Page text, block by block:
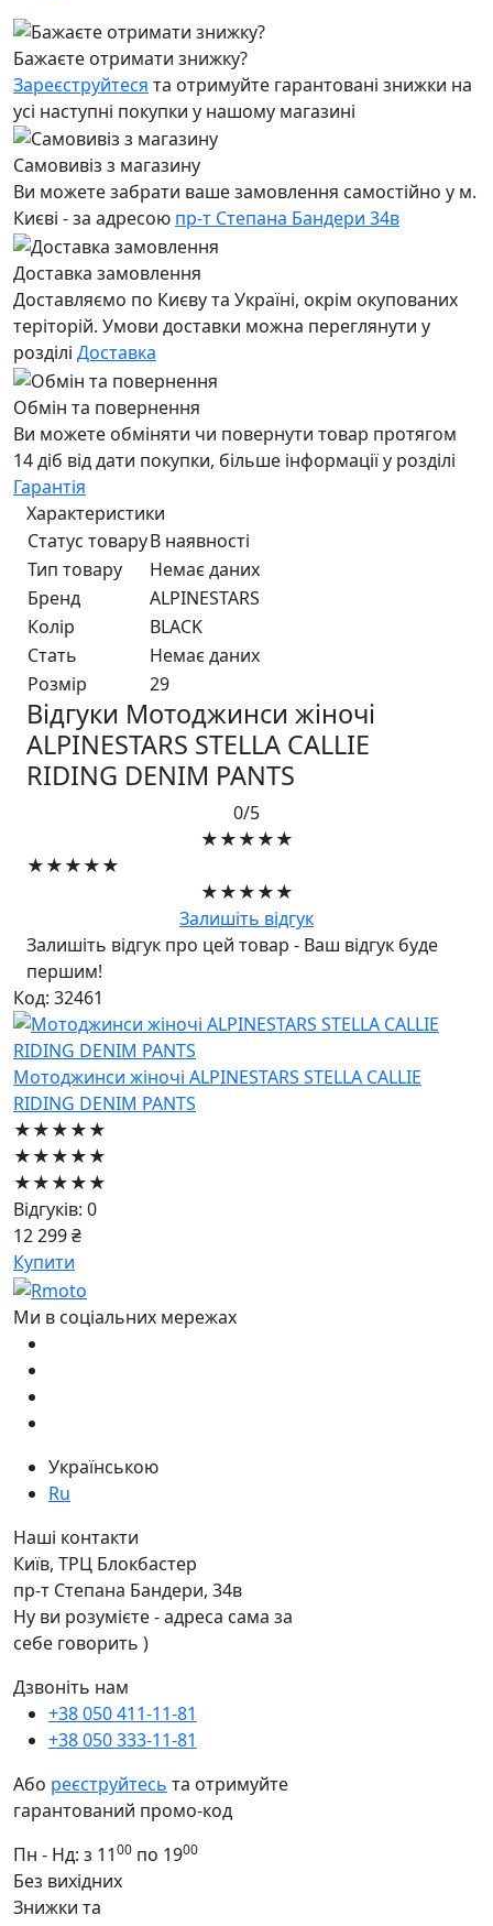
Бажаєте отримати знижку?
Зареєструйтеся та отримуйте гарантовані знижки на
усі наступні покупки у нашому магазині
Самовивіз з магазину
Ви можете забрати ваше замовлення самостійно у м.
Києві - за адресою пр-т Степана Бандери 34в
Доставка замовлення
Доставляємо по Києву та Україні, окрім окупованих
теріторій. Умови доставки можна переглянути у
розділі Доставка
Обмін та повернення
Ви можете обміняти чи повернути товар протягом
14 діб від дати покупки, більше інформації у розділі
Гарантія
Характеристики
Статус товаруВ наявності
Тип товару
Немає даних
Бренд
ALPINESTARS
Колір
BLACK
Стать
Немає даних
Розмір
29
Відгуки Мотоджинси жіночі
ALPINESTARS STELLA CALLIE
RIDING DENIM PANTS
0/5
★★★★★
★★★★★
★★★★★
Залишіть відгук
Залишіть відгук про цей товар - Ваш відгук буде
першим!
Код: 32461
Мотоджинси жіночі ALPINESTARS STELLA CALLIE
RIDING DENIM PANTS
★★★★★
★★★★★
★★★★★
Відгуків: 0
12 299 ₴
Купити
Ми в соціальних мережах
Українською
Ru
Наші контакти
Київ, ТРЦ Блокбастер
пр-т Степана Бандери, 34в
Ну ви розумієте - адреса сама за
себе говорить )
Дзвоніть нам
+38 050 411-11-81
+38 050 333-11-81
Або реєструйтесь та отримуйте
гарантований промо-код
Пн - Нд: з 1100 по 1900
Без вихідних
Знижки та